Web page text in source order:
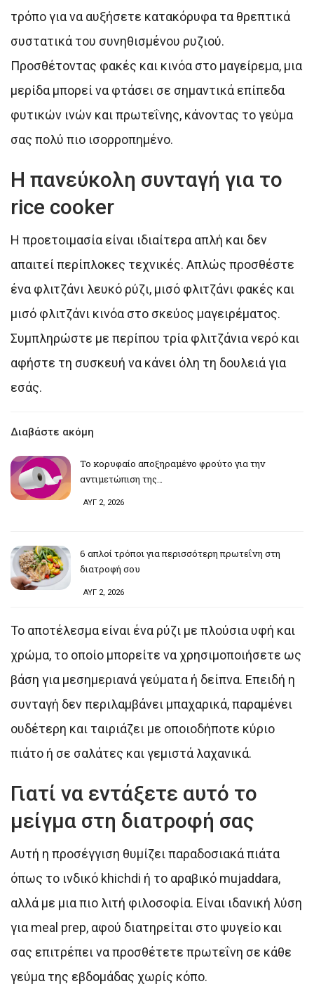
τρόπο για να αυξήσετε κατακόρυφα τα θρεπτικά
συστατικά του συνηθισμένου ρυζιού.
Προσθέτοντας φακές και κινόα στο μαγείρεμα, μια
μερίδα μπορεί να φτάσει σε σημαντικά επίπεδα
φυτικών ινών και πρωτεΐνης, κάνοντας το γεύμα
σας πολύ πιο ισορροπημένο.
Η πανεύκολη συνταγή για το
rice cooker
Η προετοιμασία είναι ιδιαίτερα απλή και δεν
απαιτεί περίπλοκες τεχνικές. Απλώς προσθέστε
ένα φλιτζάνι λευκό ρύζι, μισό φλιτζάνι φακές και
μισό φλιτζάνι κινόα στο σκεύος μαγειρέματος.
Συμπληρώστε με περίπου τρία φλιτζάνια νερό και
αφήστε τη συσκευή να κάνει όλη τη δουλειά για
εσάς.
Διαβάστε ακόμη
Το κορυφαίο αποξηραμένο φρούτο για την
αντιμετώπιση της…
ΑΥΓ 2, 2026
6 απλοί τρόποι για περισσότερη πρωτεΐνη στη
διατροφή σου
ΑΥΓ 2, 2026
Το αποτέλεσμα είναι ένα ρύζι με πλούσια υφή και
χρώμα, το οποίο μπορείτε να χρησιμοποιήσετε ως
βάση για μεσημεριανά γεύματα ή δείπνα. Επειδή η
συνταγή δεν περιλαμβάνει μπαχαρικά, παραμένει
ουδέτερη και ταιριάζει με οποιοδήποτε κύριο
πιάτο ή σε σαλάτες και γεμιστά λαχανικά.
Γιατί να εντάξετε αυτό το
μείγμα στη διατροφή σας
Αυτή η προσέγγιση θυμίζει παραδοσιακά πιάτα
όπως το ινδικό khichdi ή το αραβικό mujaddara,
αλλά με μια πιο λιτή φιλοσοφία. Είναι ιδανική λύση
για meal prep, αφού διατηρείται στο ψυγείο και
σας επιτρέπει να προσθέτετε πρωτεΐνη σε κάθε
γεύμα της εβδομάδας χωρίς κόπο.